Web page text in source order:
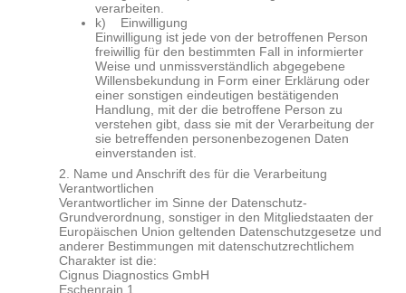
verarbeiten.
k) Einwilligung
Einwilligung ist jede von der betroffenen Person
freiwillig für den bestimmten Fall in informierter
Weise und unmissverständlich abgegebene
Willensbekundung in Form einer Erklärung oder
einer sonstigen eindeutigen bestätigenden
Handlung, mit der die betroffene Person zu
verstehen gibt, dass sie mit der Verarbeitung der
sie betreffenden personenbezogenen Daten
einverstanden ist.
2. Name und Anschrift des für die Verarbeitung
Verantwortlichen
Verantwortlicher im Sinne der Datenschutz-
Grundverordnung, sonstiger in den Mitgliedstaaten der
Europäischen Union geltenden Datenschutzgesetze und
anderer Bestimmungen mit datenschutzrechtlichem
Charakter ist die:
Cignus Diagnostics GmbH
Eschenrain 1